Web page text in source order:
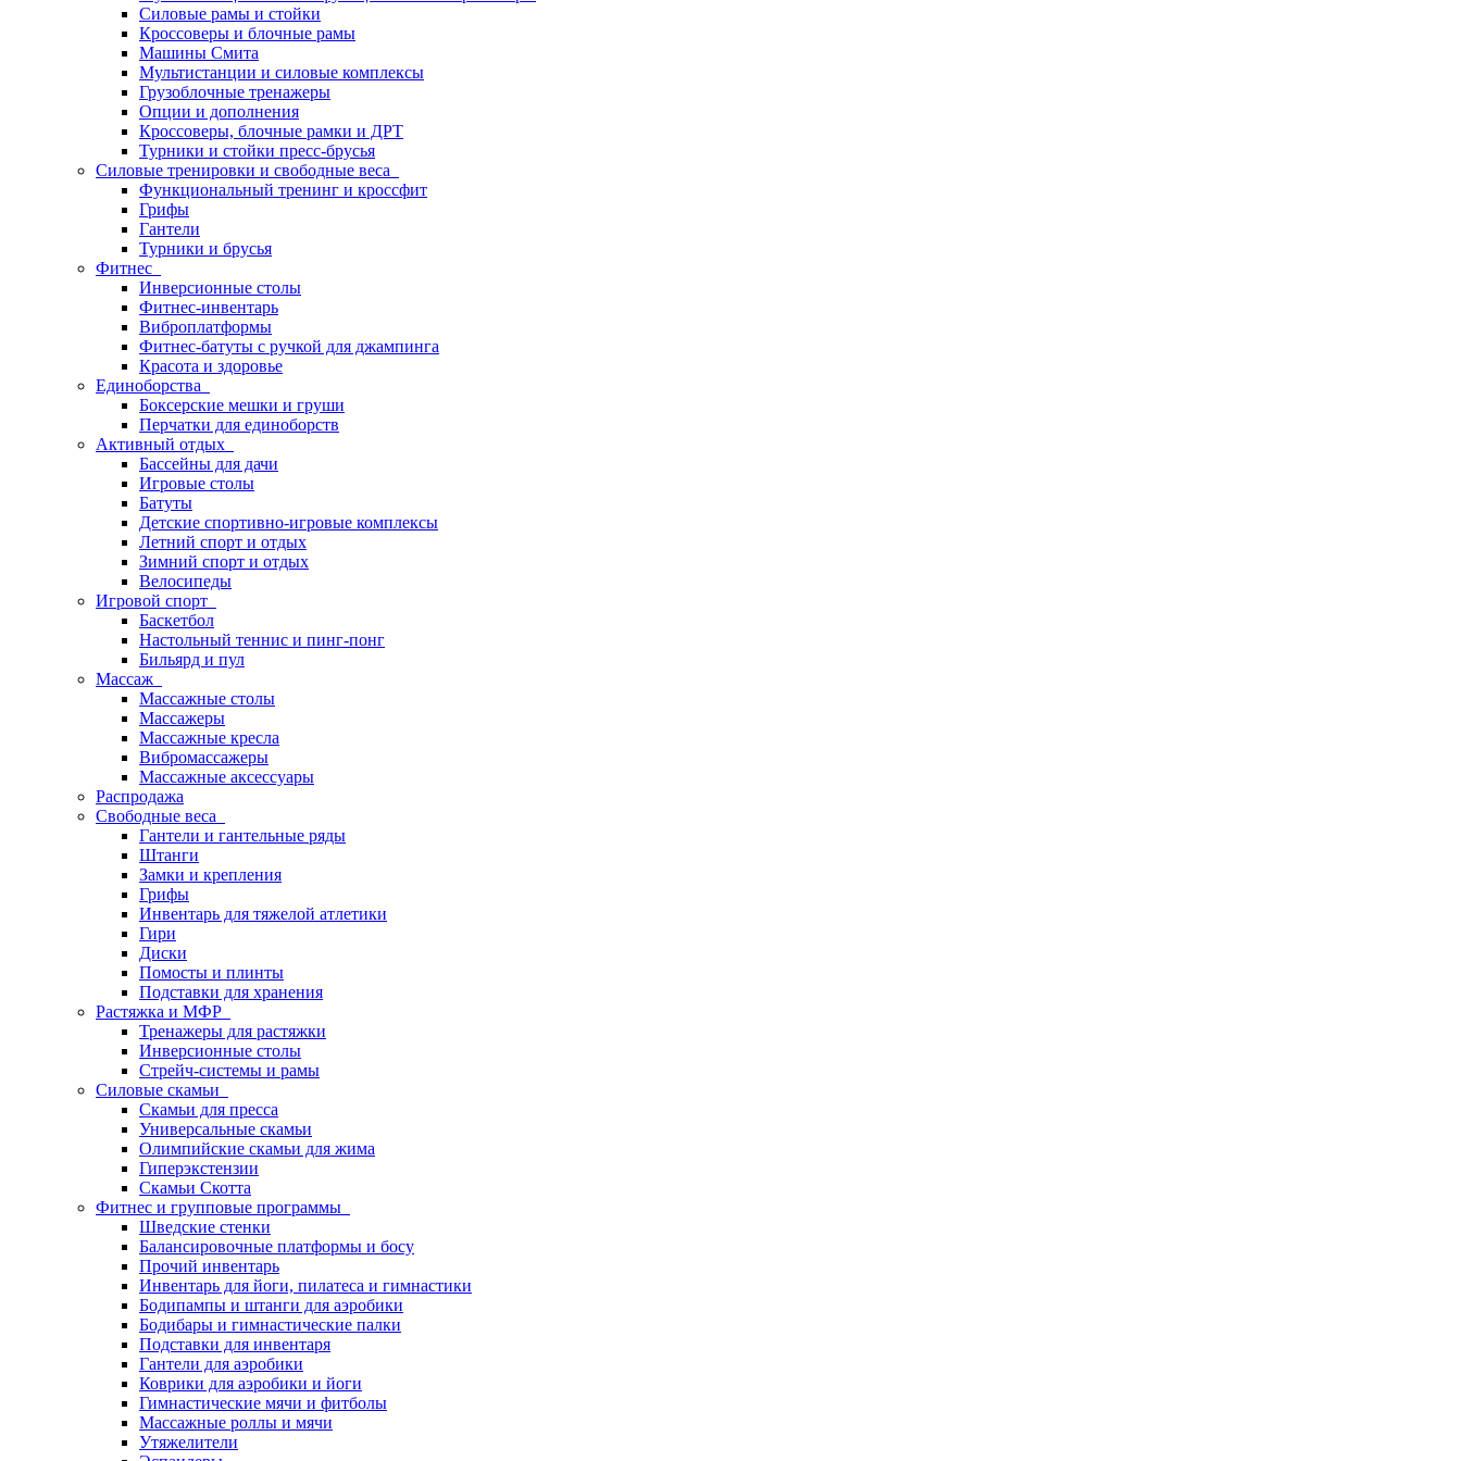
Силовые рамы и стойки
Кроссоверы и блочные рамы
Машины Смита
Мультистанции и силовые комплексы
Грузоблочные тренажеры
Опции и дополнения
Кроссоверы, блочные рамки и ДРТ
Турники и стойки пресс-брусья
Силовые тренировки и свободные веса
Функциональный тренинг и кроссфит
Грифы
Гантели
Турники и брусья
Фитнес
Инверсионные столы
Фитнес-инвентарь
Виброплатформы
Фитнес-батуты с ручкой для джампинга
Красота и здоровье
Единоборства
Боксерские мешки и груши
Перчатки для единоборств
Активный отдых
Бассейны для дачи
Игровые столы
Батуты
Детские спортивно-игровые комплексы
Летний спорт и отдых
Зимний спорт и отдых
Велосипеды
Игровой спорт
Баскетбол
Настольный теннис и пинг-понг
Бильярд и пул
Массаж
Массажные столы
Массажеры
Массажные кресла
Вибромассажеры
Массажные аксессуары
Распродажа
Свободные веса
Гантели и гантельные ряды
Штанги
Замки и крепления
Грифы
Инвентарь для тяжелой атлетики
Гири
Диски
Помосты и плинты
Подставки для хранения
Растяжка и МФР
Тренажеры для растяжки
Инверсионные столы
Стрейч-системы и рамы
Силовые скамьи
Скамьи для пресса
Универсальные скамьи
Олимпийские скамьи для жима
Гиперэкстензии
Скамьи Скотта
Фитнес и групповые программы
Шведские стенки
Балансировочные платформы и босу
Прочий инвентарь
Инвентарь для йоги, пилатеса и гимнастики
Бодипампы и штанги для аэробики
Бодибары и гимнастические палки
Подставки для инвентаря
Гантели для аэробики
Коврики для аэробики и йоги
Гимнастические мячи и фитболы
Массажные роллы и мячи
Утяжелители